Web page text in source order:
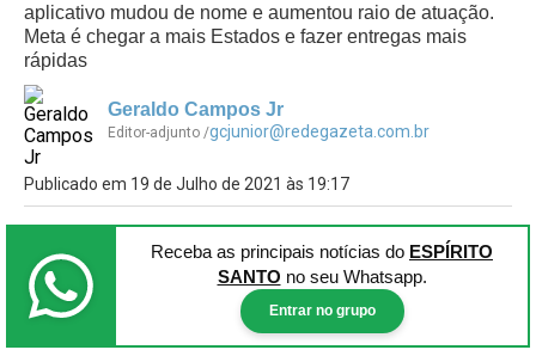
aplicativo mudou de nome e aumentou raio de atuação.
Meta é chegar a mais Estados e fazer entregas mais
rápidas
Geraldo Campos Jr
Editor-adjunto /gcjunior@redegazeta.com.br
Publicado em 19 de Julho de 2021 às 19:17
Receba as principais notícias do ESPÍRITO
SANTO no seu Whatsapp.
Entrar no grupo